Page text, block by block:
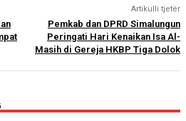
Artikulli tjetër
Pemkab dan DPRD Simalungun
Peringati Hari Kenaikan Isa Al-
Masih di Gereja HKBP Tiga Dolok